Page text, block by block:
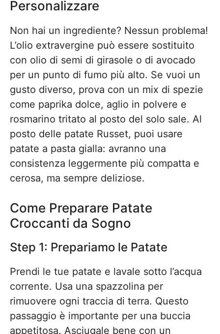
Personalizzare
Non hai un ingrediente? Nessun problema!
L’olio extravergine può essere sostituito
con olio di semi di girasole o di avocado
per un punto di fumo più alto. Se vuoi un
gusto diverso, prova con un mix di spezie
come paprika dolce, aglio in polvere e
rosmarino tritato al posto del solo sale. Al
posto delle patate Russet, puoi usare
patate a pasta gialla: avranno una
consistenza leggermente più compatta e
cerosa, ma sempre deliziose.
Come Preparare Patate
Croccanti da Sogno
Step 1: Prepariamo le Patate
Prendi le tue patate e lavale sotto l’acqua
corrente. Usa una spazzolina per
rimuovere ogni traccia di terra. Questo
passaggio è importante per una buccia
appetitosa. Asciugale bene con un